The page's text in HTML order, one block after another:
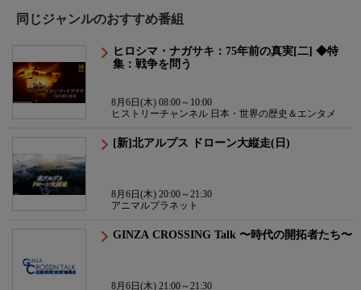
同じジャンルのおすすめ番組
ヒロシマ・ナガサキ：75年前の真実[二] ◆特
集：戦争を問う
8月6日(木) 08:00～10:00
ヒストリーチャンネル 日本・世界の歴史＆エンタメ
[新]北アルプス ドローン大縦走(日)
8月6日(木) 20:00～21:30
アニマルプラネット
GINZA CROSSING Talk 〜時代の開拓者たち〜
8月6日(木) 21:00～21:30